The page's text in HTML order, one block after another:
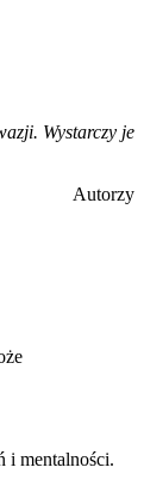
Wystarczy je
Autorzy
i mentalności.